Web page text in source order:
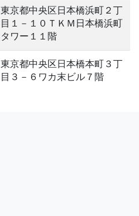
東京都中央区日本橋浜町２丁
目１－１０ＴＫＭ日本橋浜町
タワー１１階
東京都中央区日本橋本町３丁
目３－６ワカ末ビル７階